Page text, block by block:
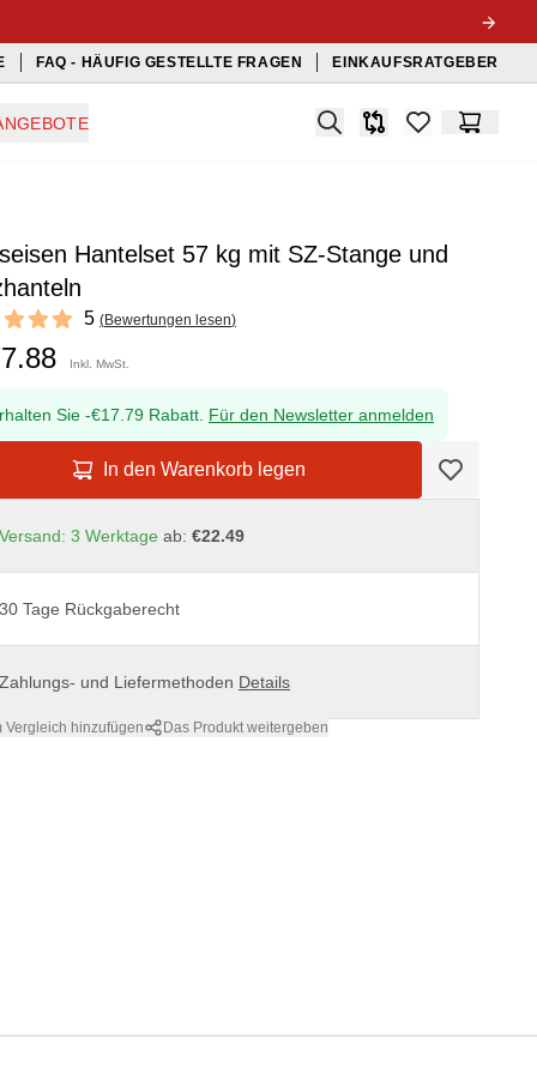
FAQ - HÄUFIG GESTELLTE FRAGEN EINKAUFSRATGEBER
Search
Produkt-items in
Hantelset 57 kg mit SZ-Stange und
5 stars 5 (Bewertungen lesen)
Inkl. MwSt.
Sie -€17.79 Rabatt. Für den Newsletter anmelden
In den Warenkorb legen
Versand: 3 Werktage ab: €22.49
30 Tage Rückgaberecht
Zahlungs- und Liefermethoden Details
Vergleich hinzufügen Das Produkt weitergeben